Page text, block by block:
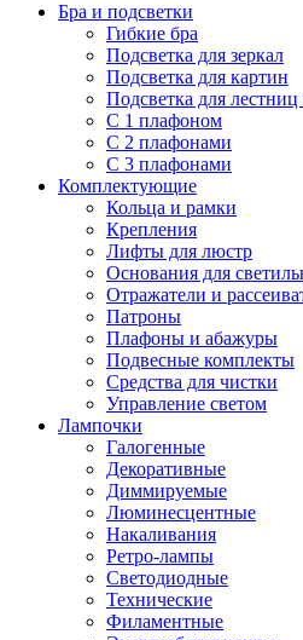
Бра и подсветки
Гибкие бра
Подсветка для зеркал
Подсветка для картин
Подсветка для
С 1 плафоном
С 2 плафонами
С 3 плафонами
Комплектующие
Кольца и рамки
Крепления
Лифты для люстр
Основания для
Отражатели и
Патроны
Плафоны и абажуры
Подвесные комплекты
Средства для чистки
Управление светом
Лампочки
Галогенные
Декоративные
Диммируемые
Люминесцентные
Накаливания
Ретро-лампы
Светодиодные
Технические
Филаментные